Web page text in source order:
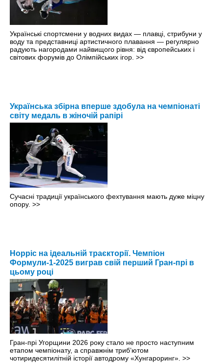
Українські спортсмени у водних видах — плавці, стрибуни у
воду та представниці артистичного плавання — регулярно
радують нагородами найвищого рівня: від європейських і
світових форумів до Олімпійських ігор. >>
Українська збірна вперше здобула на чемпіонаті
світу медаль в жіночій рапірі
Сучасні традиції українського фехтування мають дуже міцну
опору. >>
Норріс на ідеальній траєкторії. Чемпіон
Формули-1-2025 виграв свій перший Гран-прі в
цьому році
Гран-прі Угорщини 2026 року стало не просто наступним
етапом чемпіонату, а справжнім триб’ютом
чотиридесятилітній історії автодрому «Хунгароринг». >>